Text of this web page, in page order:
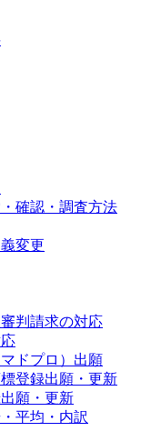
確認・調査方法
変更
判請求の対応
ドプロ）出願
登録出願・更新
願・更新
平均・内訳